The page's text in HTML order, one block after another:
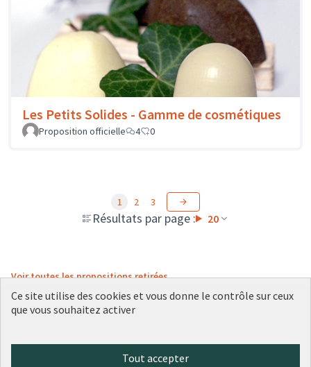
Les Petits Solides - Gamme de cosmétiques
Proposition officielle 4 0
Résultats par page : 20
1 2 3
Voir toutes les propositions retirées
Plateforme de participation citoyenne de la Ville de Lyon sur X
Plateforme de participation citoyenne de la Ville de Lyon sur
Plateforme de participation citoyenne de la Ville de Lyon sur
Plateforme de participation citoyenne de la Ville de
Plateforme de participation citoyenne de la Ville
Ce site utilise des cookies et vous donne le contrôle sur ceux
que vous souhaitez activer
Tout accepter